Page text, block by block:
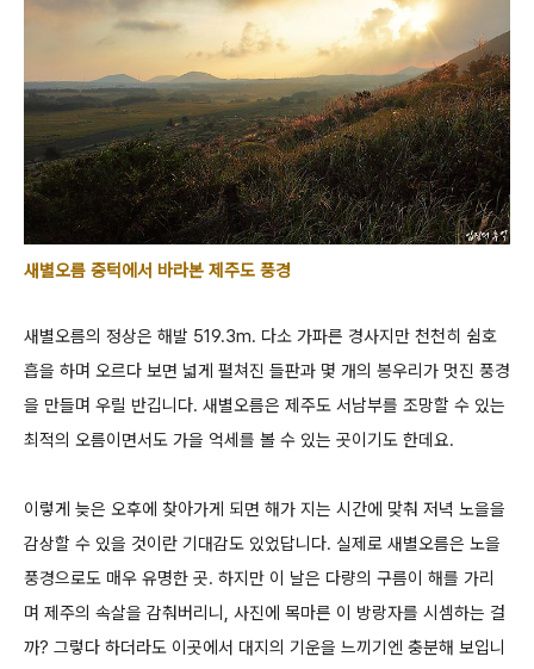
새별오름 중턱에서 바라본 제주도 풍경
새별오름의 정상은 해발 519.3m. 다소 가파른 경사지만 천천히 쉼호
흡을 하며 오르다 보면 넓게 펼쳐진 들판과 몇 개의 봉우리가 멋진 풍경
을 만들며 우릴 반깁니다. 새별오름은 제주도 서남부를 조망할 수 있는
최적의 오름이면서도 가을 억세를 볼 수 있는 곳이기도 한데요.
이렇게 늦은 오후에 찾아가게 되면 해가 지는 시간에 맞춰 저녁 노을을
감상할 수 있을 것이란 기대감도 있었답니다. 실제로 새별오름은 노을
풍경으로도 매우 유명한 곳. 하지만 이 날은 다량의 구름이 해를 가리
며 제주의 속살을 감춰버리니, 사진에 목마른 이 방랑자를 시셈하는 걸
까? 그렇다 하더라도 이곳에서 대지의 기운을 느끼기엔 충분해 보입니